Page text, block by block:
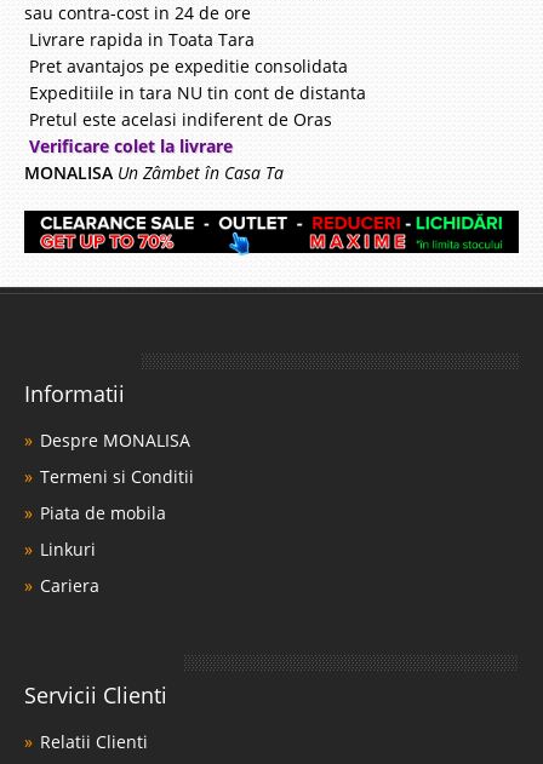
sau contra-cost in 24 de ore
Livrare rapida in Toata Tara
Pret avantajos pe expeditie consolidata
Expeditiile in tara NU tin cont de distanta
Pretul este acelasi indiferent de Oras
Verificare colet la livrare
MONALISA Un Zâmbet în Casa Ta
Informatii
Despre MONALISA
Termeni si Conditii
Piata de mobila
Linkuri
Cariera
Servicii Clienti
Relatii Clienti